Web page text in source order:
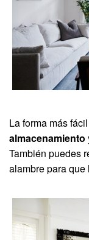
La forma más
almacenamiento
También puedes
alambre para